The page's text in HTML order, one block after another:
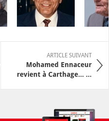
ARTICLE SUIVANT
Mohamed Ennaceur
revient à Carthage… ...